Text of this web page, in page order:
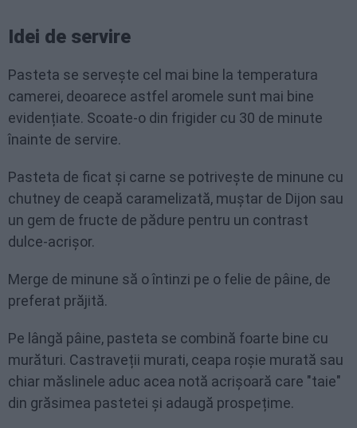
Idei de servire
Pasteta se servește cel mai bine la temperatura
camerei, deoarece astfel aromele sunt mai bine
evidențiate. Scoate-o din frigider cu 30 de minute
înainte de servire.
Pasteta de ficat și carne se potrivește de minune cu
chutney de ceapă caramelizată, muștar de Dijon sau
un gem de fructe de pădure pentru un contrast
dulce-acrișor.
Merge de minune să o întinzi pe o felie de pâine, de
preferat prăjită.
Pe lângă pâine, pasteta se combină foarte bine cu
murături. Castraveții murati, ceapa roșie murată sau
chiar măslinele aduc acea notă acrișoară care "taie"
din grăsimea pastetei și adaugă prospețime.